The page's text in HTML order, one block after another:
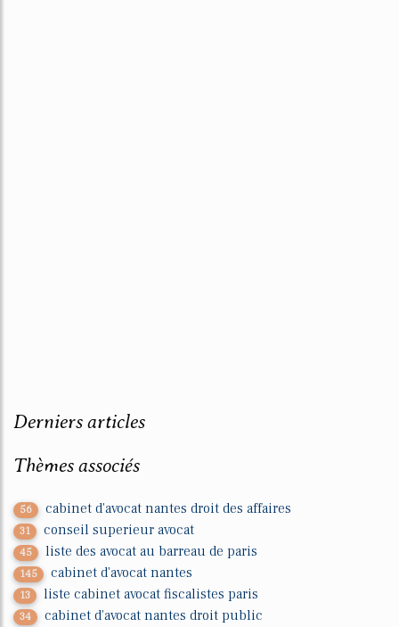
Derniers articles
Thèmes associés
56 cabinet d'avocat nantes droit des affaires
31 conseil superieur avocat
45 liste des avocat au barreau de paris
145 cabinet d'avocat nantes
13 liste cabinet avocat fiscalistes paris
34 cabinet d'avocat nantes droit public